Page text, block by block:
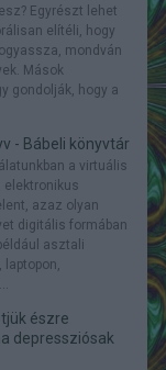
Egyrészt lehet
elítéli, hogy
mondván
Mások
gondolják, hogy a
- Bábeli könyvtár
a virtuális
elektronikus
azaz olyan
digitális formában
asztali
laptopon,
észre
depressziósak